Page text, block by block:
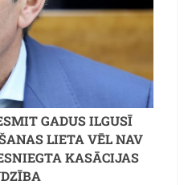
GADUS ILGUSĪ
LIETA VĒL NAV
KASĀCIJAS